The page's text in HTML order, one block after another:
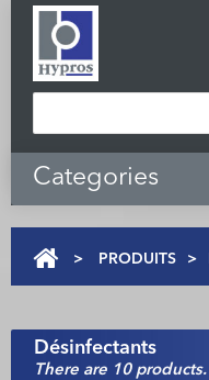
Categories
> PRODUITS >
Désinfectants
There are 10 products.